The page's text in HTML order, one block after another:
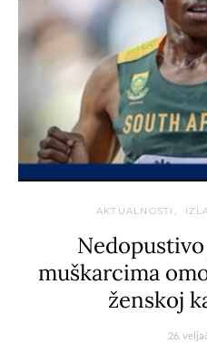
AKTUALNOSTI
muškarcima
ženskoj
26.